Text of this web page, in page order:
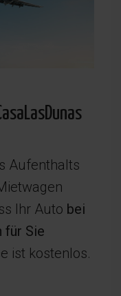
Aufenthalts
Ihr Auto bei
für Sie
ist kostenlos.